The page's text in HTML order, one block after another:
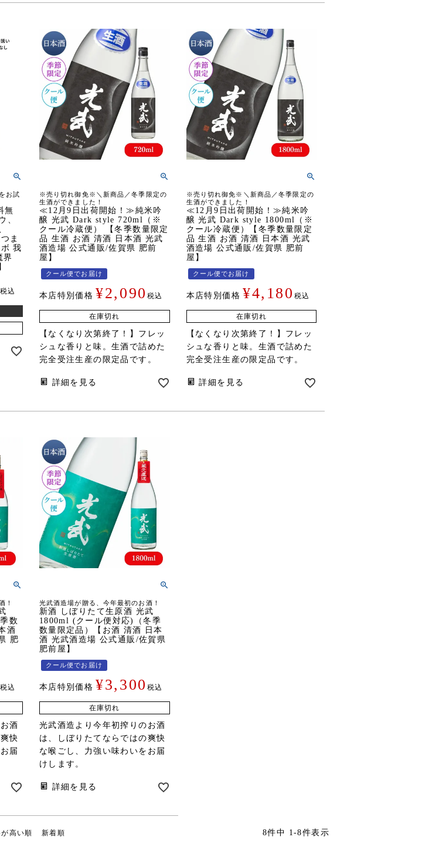
お試
無
、
ま
我
界
税込
※売り切れ御免※＼新商品／冬季限定の
生酒ができました！
≪12月9日出荷開始！≫純米吟
醸 光武 Dark style 720ml（※
クール冷蔵便） 【冬季数量限定
品 生酒 お酒 清酒 日本酒 光武
酒造場 公式通販/佐賀県 肥前
屋】
クール便でお届け
本店特別価格 ¥2,090 税込
在庫切れ
【なくなり次第終了！】フレッ
シュな香りと味。生酒で詰めた
完全受注生産の限定品です。
詳細を見る
※売り切れ御免※＼新商品／冬季限定の
生酒ができました！
≪12月9日出荷開始！≫純米吟
醸 光武 Dark style 1800ml（※
クール冷蔵便）【冬季数量限定
品 生酒 お酒 清酒 日本酒 光武
酒造場 公式通販/佐賀県 肥前
屋】
クール便でお届け
本店特別価格 ¥4,180 税込
在庫切れ
【なくなり次第終了！】フレッ
シュな香りと味。生酒で詰めた
完全受注生産の限定品です。
詳細を見る
！
数
酒
肥
税込
酒
快
届
光武酒造場が贈る、今年最初のお酒！
新酒 しぼりたて生原酒 光武
1800ml (クール便対応)（冬季
数量限定品）【お酒 清酒 日本
酒 光武酒造場 公式通販/佐賀県
肥前屋】
クール便でお届け
本店特別価格 ¥3,300 税込
在庫切れ
光武酒造より今年初搾りのお酒
は、しぼりたてならではの爽快
な喉ごし、力強い味わいをお届
けします。
詳細を見る
高い順 新着順 8件中 1-8件表示